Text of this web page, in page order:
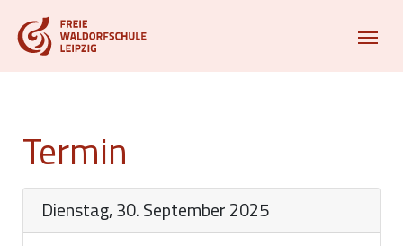
Termin
Dienstag, 30. September 2025